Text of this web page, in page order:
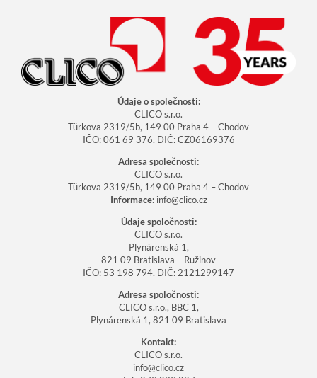
Údaje o společnosti:
CLICO s.r.o.
Türkova 2319/5b, 149 00 Praha 4 – Chodov
IČO: 061 69 376, DIČ: CZ06169376
Adresa společnosti:
CLICO s.r.o.
Türkova 2319/5b, 149 00 Praha 4 – Chodov
Informace: info@clico.cz
Údaje spoločnosti:
CLICO s.r.o.
Plynárenská 1,
821 09 Bratislava – Ružinov
IČO: 53 198 794, DIČ: 2121299147
Adresa spoločnosti:
CLICO s.r.o., BBC 1,
Plynárenská 1, 821 09 Bratislava
Kontakt:
CLICO s.r.o.
info@clico.cz